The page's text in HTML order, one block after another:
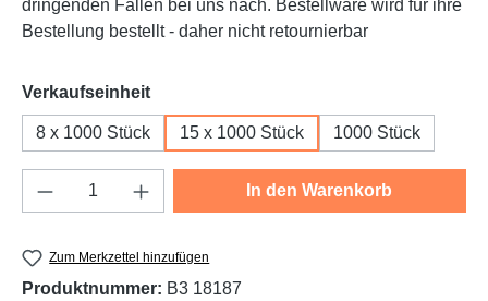
dringenden Fällen bei uns nach. Bestellware wird für ihre
Bestellung bestellt - daher nicht retournierbar
Verkaufseinheitauswählen
8 x 1000 Stück 15 x 1000 Stück 1000 Stück
Produkt Anzahl: Gib den gewünschten
In den Warenkorb
Zum Merkzettel hinzufügen
Produktnummer: B3 18187